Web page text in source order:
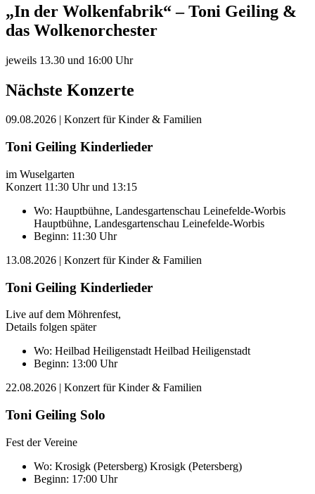
„In der Wolkenfabrik“ – Toni Geiling &
das Wolkenorchester
jeweils 13.30 und 16:00 Uhr
Nächste Konzerte
09.08.2026 | Konzert für Kinder & Familien
Toni Geiling Kinderlieder
im Wuselgarten
Konzert 11:30 Uhr und 13:15
Wo: Hauptbühne, Landesgartenschau Leinefelde-Worbis
Hauptbühne, Landesgartenschau Leinefelde-Worbis
Beginn: 11:30 Uhr
13.08.2026 | Konzert für Kinder & Familien
Toni Geiling Kinderlieder
Live auf dem Möhrenfest,
Details folgen später
Wo: Heilbad Heiligenstadt Heilbad Heiligenstadt
Beginn: 13:00 Uhr
22.08.2026 | Konzert für Kinder & Familien
Toni Geiling Solo
Fest der Vereine
Wo: Krosigk (Petersberg) Krosigk (Petersberg)
Beginn: 17:00 Uhr